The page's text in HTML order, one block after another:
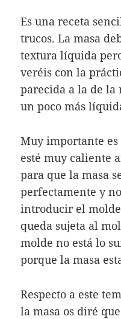
Es una receta
trucos. La masa
textura líquida
veréis con la
parecida a la de la
un poco más
Muy importante
esté muy caliente
para que la masa
perfectamente y
introducir el molde
queda sujeta al
molde no está lo
porque la masa
Respecto a este
la masa os diré